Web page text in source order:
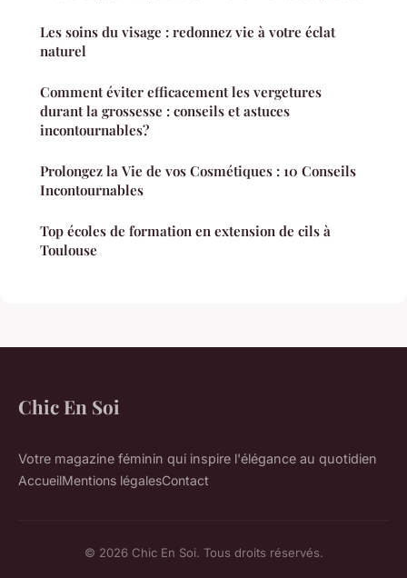
Les soins du visage : redonnez vie à votre éclat
naturel
Comment éviter efficacement les vergetures
durant la grossesse : conseils et astuces
incontournables?
Prolongez la Vie de vos Cosmétiques : 10 Conseils
Incontournables
Top écoles de formation en extension de cils à
Toulouse
Chic En Soi
Votre magazine féminin qui inspire l'élégance au quotidien
AccueilMentions légalesContact
© 2026 Chic En Soi. Tous droits réservés.